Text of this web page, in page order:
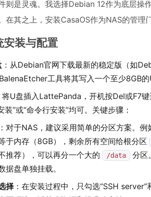
则是灵魂。我选择Debian 12作为底层操
在其之上，安装CasaOS作为NAS的管理
安装与配置
：从Debian官网下载最新的稳定版（如
工具将其写入一个至少8GB
将U盘插入LattePanda，开机按Del或F7
装”或“命令行安装”均可。关键步骤：
：对于NAS，建议采用简单的分区方案。例
于内存（8GB），剩余所有空间给根分区
推荐），可以再分一个大的
/data
分区
据盘单独挂载。
择 ：在安装过程中，只勾选“SSH